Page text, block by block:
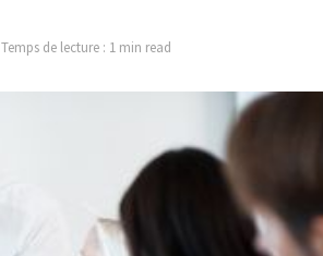
Temps de lecture : 1 min read